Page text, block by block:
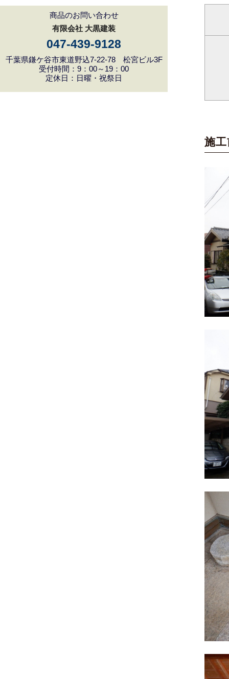
商品のお問い合わせ
有限会社 大黒建装
047-439-9128
千葉県鎌ケ谷市東道野込7-22-78 松宮ビル3F
受付時間：9：00～19：00
定休日：日曜・祝祭日
施